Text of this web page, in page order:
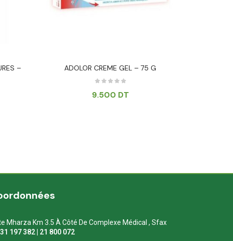
–
ADOLOR CREME GEL – 75 G
9.500 DT
Mharza Km 3.5 À Côté De Complexe Médical , Sfax
197 382 | 21 800 072